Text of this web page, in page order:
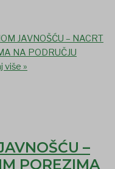
JAVNOŠĆU – NACRT
NA PODRUČJU
više »
–
POREZIMA